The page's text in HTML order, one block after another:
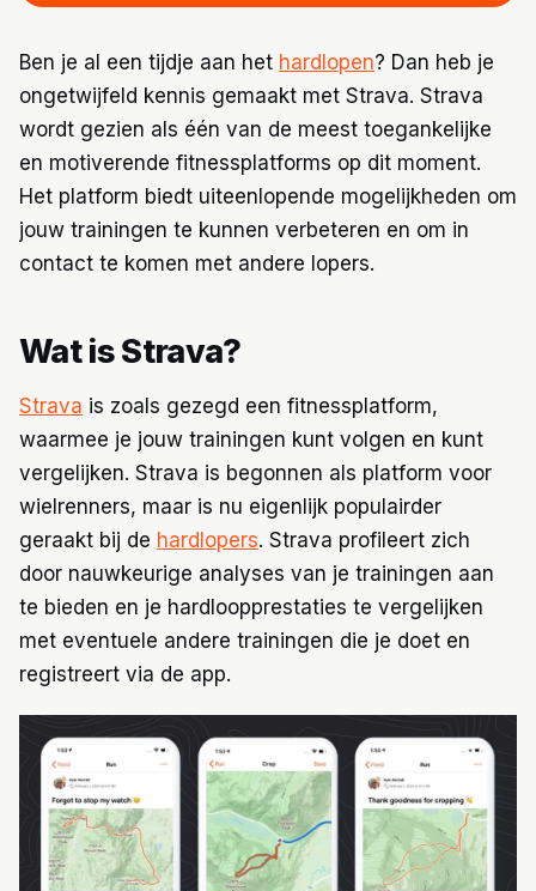
Ben je al een tijdje aan het hardlopen? Dan heb je
ongetwijfeld kennis gemaakt met Strava. Strava
wordt gezien als één van de meest toegankelijke
en motiverende fitnessplatforms op dit moment.
Het platform biedt uiteenlopende mogelijkheden om
jouw trainingen te kunnen verbeteren en om in
contact te komen met andere lopers.
Wat is Strava?
Strava is zoals gezegd een fitnessplatform,
waarmee je jouw trainingen kunt volgen en kunt
vergelijken. Strava is begonnen als platform voor
wielrenners, maar is nu eigenlijk populairder
geraakt bij de hardlopers. Strava profileert zich
door nauwkeurige analyses van je trainingen aan
te bieden en je hardloopprestaties te vergelijken
met eventuele andere trainingen die je doet en
registreert via de app.